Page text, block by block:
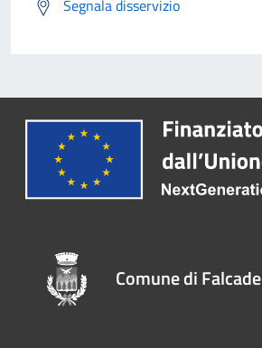
Segnala disservizio
Comune di Falcade